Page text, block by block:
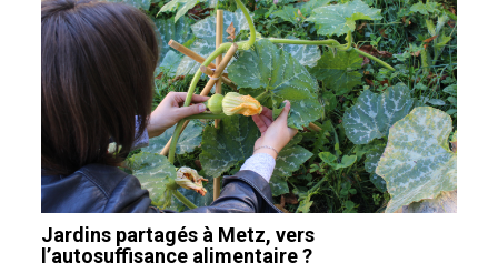
Jardins partagés à Metz, vers
l’autosuffisance alimentaire ?